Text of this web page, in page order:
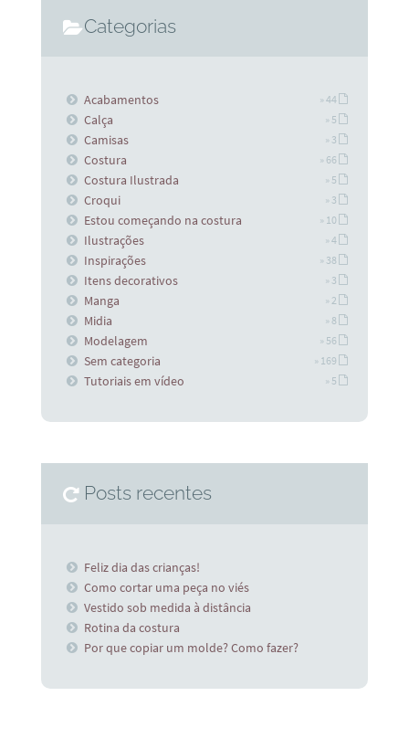
Categorias
Acabamentos » 44
Calça » 5
Camisas » 3
Costura » 66
Costura Ilustrada » 5
Croqui » 3
Estou começando na costura » 10
Ilustrações » 4
Inspirações » 38
Itens decorativos » 3
Manga » 2
Midia » 8
Modelagem » 56
Sem categoria » 169
Tutoriais em vídeo » 5
Posts recentes
Feliz dia das crianças!
Como cortar uma peça no viés
Vestido sob medida à distância
Rotina da costura
Por que copiar um molde? Como fazer?